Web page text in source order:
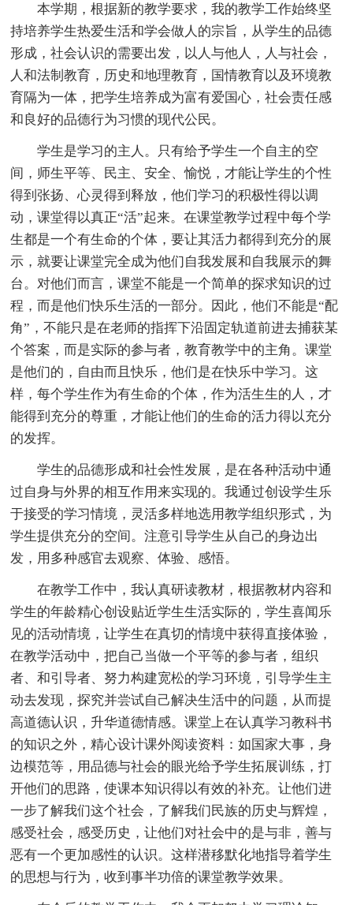
本学期，根据新的教学要求，我的教学工作始终坚
持培养学生热爱生活和学会做人的宗旨，从学生的品德
形成，社会认识的需要出发，以人与他人，人与社会，
人和法制教育，历史和地理教育，国情教育以及环境教
育隔为一体，把学生培养成为富有爱国心，社会责任感
和良好的品德行为习惯的现代公民。
学生是学习的主人。只有给予学生一个自主的空
间，师生平等、民主、安全、愉悦，才能让学生的个性
得到张扬、心灵得到释放，他们学习的积极性得以调
动，课堂得以真正“活”起来。在课堂教学过程中每个学
生都是一个有生命的个体，要让其活力都得到充分的展
示，就要让课堂完全成为他们自我发展和自我展示的舞
台。对他们而言，课堂不能是一个简单的探求知识的过
程，而是他们快乐生活的一部分。因此，他们不能是“配
角”，不能只是在老师的指挥下沿固定轨道前进去捕获某
个答案，而是实际的参与者，教育教学中的主角。课堂
是他们的，自由而且快乐，他们是在快乐中学习。这
样，每个学生作为有生命的个体，作为活生生的人，才
能得到充分的尊重，才能让他们的生命的活力得以充分
的发挥。
学生的品德形成和社会性发展，是在各种活动中通
过自身与外界的相互作用来实现的。我通过创设学生乐
于接受的学习情境，灵活多样地选用教学组织形式，为
学生提供充分的空间。注意引导学生从自己的身边出
发，用多种感官去观察、体验、感悟。
在教学工作中，我认真研读教材，根据教材内容和
学生的年龄精心创设贴近学生生活实际的，学生喜闻乐
见的活动情境，让学生在真切的情境中获得直接体验，
在教学活动中，把自己当做一个平等的参与者，组织
者、和引导者、努力构建宽松的学习环境，引导学生主
动去发现，探究并尝试自己解决生活中的问题，从而提
高道德认识，升华道德情感。课堂上在认真学习教科书
的知识之外，精心设计课外阅读资料：如国家大事，身
边模范等，用品德与社会的眼光给予学生拓展训练，打
开他们的思路，使课本知识得以有效的补充。让他们进
一步了解我们这个社会，了解我们民族的历史与辉煌，
感受社会，感受历史，让他们对社会中的是与非，善与
恶有一个更加感性的认识。这样潜移默化地指导着学生
的思想与行为，收到事半功倍的课堂教学效果。